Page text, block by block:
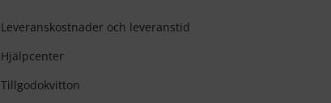
Leveranskostnader och leveranstid
Hjälpcenter
Tillgodokvitton